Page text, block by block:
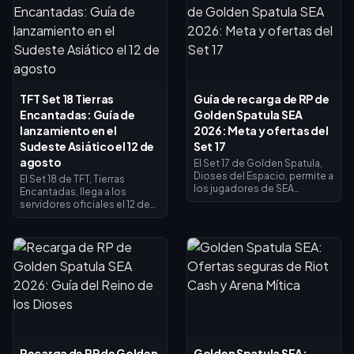
TFT Set 18 Tierras
Encantadas: Guía de
lanzamiento en el
Sudeste Asiático el 12 de
agosto
El Set 18 de TFT, Tierras
Encantadas, llega a los
servidores oficiales el 12 de
julio. El set trae 65
campeones repartidos en
cinco niveles de coste y
nuevos rasgos como Bestia
de la Grieta, Ancestral y
Floración. Jugadores del
Guía de recarga de RP de
Golden Spatula SEA
2026: Meta y ofertas del
Set 17
El Set 17 de Golden Spatula,
Dioses del Espacio, permite a
los jugadores de SEA
descuento. Hay 25
composiciones viables de
Espátula; Mecha 6 lidera con
una tasa de victorias del
91,27%. El parche 17.2